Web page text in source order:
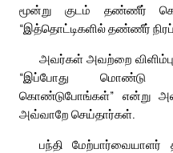
மூன்று குடம் தண்ணீர்
“இத்தொட்டிகளில் தண்ணீர்
அவர்கள் அவற்றை
“இப்போது மொண்டு
கொண்டுபோங்கள்” என்று
அவ்வாறே செய்தார்கள்.
பந்தி மேற்பார்வையாளர்